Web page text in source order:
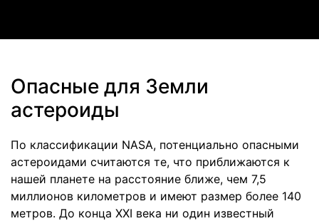
Опасные для Земли
астероиды
По классификации NASA, потенциально опасными
астероидами считаются те, что приближаются к
нашей планете на расстояние ближе, чем 7,5
миллионов километров и имеют размер более 140
метров. До конца XXI века ни один известный